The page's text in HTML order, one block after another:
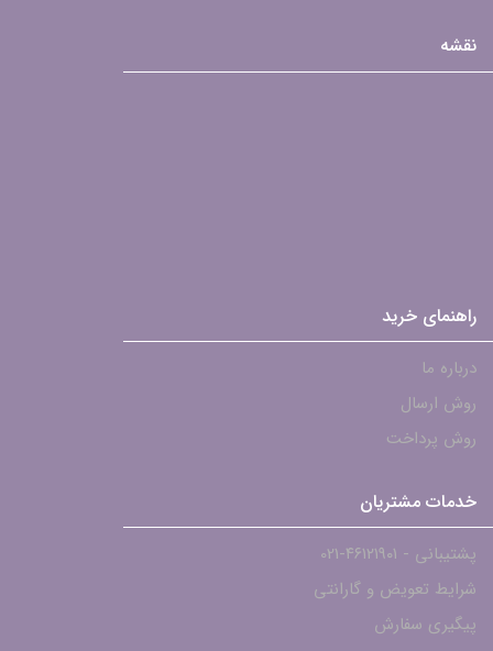
نقشه
راهنمای خرید
درباره ما
روش ارسال
روش پرداخت
خدمات مشتریان
پشتیبانی - ۴۶۱۲۱۹۰۱-021
شرایط تعویض و گارانتی
پیگیری سفارش